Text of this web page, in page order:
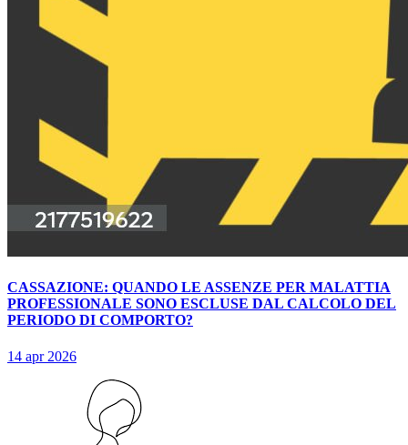
CASSAZIONE: QUANDO LE ASSENZE PER MALATTIA
PROFESSIONALE SONO ESCLUSE DAL CALCOLO DEL
PERIODO DI COMPORTO?
14 apr 2026